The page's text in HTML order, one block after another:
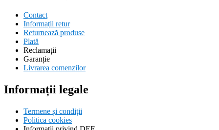
Contact
Informații retur
Returnează produse
Plată
Reclamații
Garanție
Livrarea comenzilor
Informații legale
Termene și condiții
Politica cookies